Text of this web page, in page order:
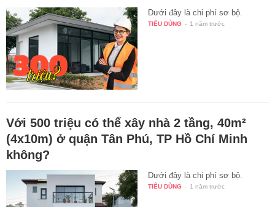
Dưới đây là chi phí sơ bộ.
TIÊU DÙNG - 1 năm trước
Với 500 triệu có thể xây nhà 2 tầng, 40m²
(4x10m) ở quận Tân Phú, TP Hồ Chí Minh
không?
Dưới đây là chi phí sơ bộ.
TIÊU DÙNG - 1 năm trước